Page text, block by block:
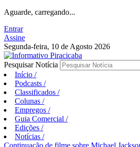
Aguarde, carregando...
Entrar
Assine
Segunda-feira, 10 de Agosto 2026
Pesquisar Notícia
Início /
Podcasts /
Classificados /
Colunas /
Empregos /
Guia Comercial /
Edições /
Notícias /
Continuação de filme sobre Michael